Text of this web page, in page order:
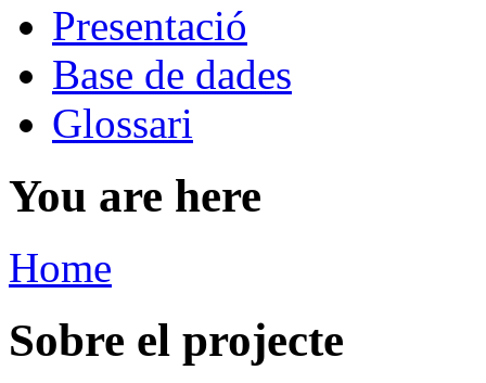
Presentació
Base de dades
Glossari
You are here
Home
Sobre el projecte